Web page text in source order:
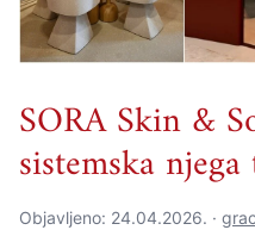
SORA Skin &
sistemska
Objavljeno: 24.04.2026. ·